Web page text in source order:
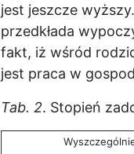
jest jeszcze
przedkłada
fakt, iż wśród
jest praca w
Tab. 2. Stopień